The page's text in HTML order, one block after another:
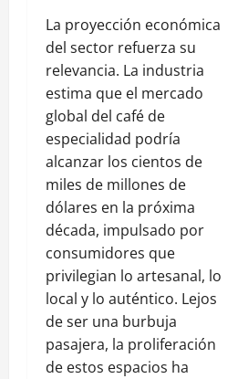
La proyección económica
del sector refuerza su
relevancia. La industria
estima que el mercado
global del café de
especialidad podría
alcanzar los cientos de
miles de millones de
dólares en la próxima
década, impulsado por
consumidores que
privilegian lo artesanal, lo
local y lo auténtico. Lejos
de ser una burbuja
pasajera, la proliferación
de estos espacios ha